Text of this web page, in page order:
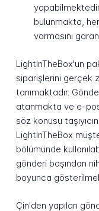
bulunmakta,
varmasını
LightInTheBox'un
siparişlerini gerçek
tanımaktadır.
atanmakta ve e-
söz konusu
LightInTheBox
bölümünde
gönderi başından
boyunca
Çin'den yapılan